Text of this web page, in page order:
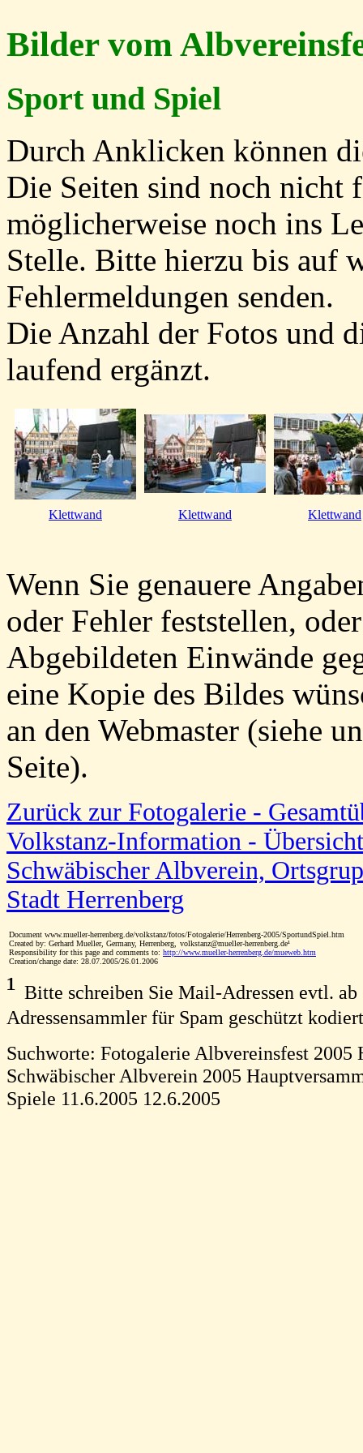
Bilder vom
Sport und Spiel
Durch Anklicken können
Die Seiten sind noch nicht
möglicherweise noch ins
Stelle. Bitte hierzu bis auf
Fehlermeldungen senden.
Die Anzahl der Fotos und
laufend ergänzt.
Klettwand Klettwand Klettwand
Wenn Sie genauere
oder Fehler feststellen,
Abgebildeten Einwände
eine Kopie des Bildes
an den Webmaster (siehe
Seite).
Zurück zur Fotogalerie -
Volkstanz-Information -
Schwäbischer Albverein,
Stadt Herrenberg
Document www.mueller-herrenberg.de/volkstanz/fotos/Fotogalerie/Herrenberg-2005/SportundSpiel.htm
Created by: Gerhard Mueller, Germany, Herrenberg, volkstanz@mueller-herrenberg.de¹
Responsibility for this page and comments to: http://www.mueller-herrenberg.de/mueweb.htm
Creation/change date: 28.07.2005/26.01.2006
¹ Bitte schreiben Sie Mail-Adressen evtl.
Adressensammler für Spam geschützt
Suchworte: Fotogalerie Albvereinsfest
Schwäbischer Albverein 2005
Spiele 11.6.2005 12.6.2005